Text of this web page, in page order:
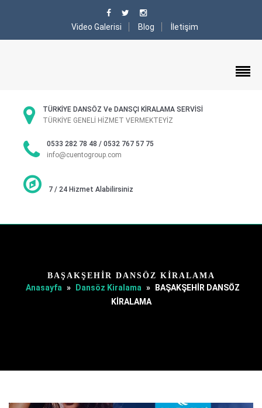
Video Galerisi Blog İletişim
TÜRKİYE DANSÖZ Ve DANSÇI KİRALAMA SERVİSİ
TÜRKİYE GENELİ HİZMET VERMEKTEYİZ
0533 282 78 48 / 0532 767 57 75
info@cuentogroup.com
7 / 24 Hizmet Alabilirsiniz
BAŞAKŞEHİR DANSÖZ KİRALAMA
Anasayfa » Dansöz Kiralama »
BAŞAKŞEHİR DANSÖZ
KİRALAMA